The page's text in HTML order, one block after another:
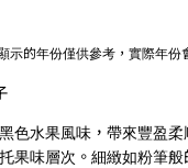
示的年份僅供參考，實際年份
色水果風味，帶來豐盈
果味層次。細緻如粉筆